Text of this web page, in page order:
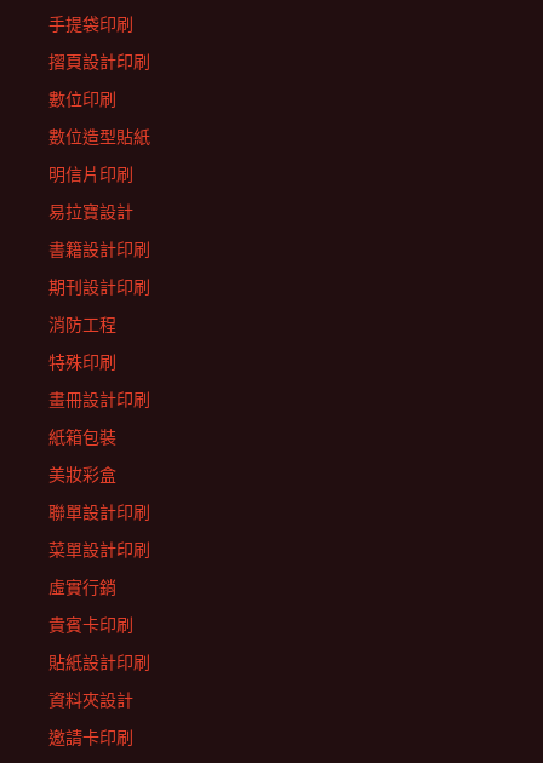
手提袋印刷
摺頁設計印刷
數位印刷
數位造型貼紙
明信片印刷
易拉寶設計
書籍設計印刷
期刊設計印刷
消防工程
特殊印刷
畫冊設計印刷
紙箱包裝
美妝彩盒
聯單設計印刷
菜單設計印刷
虛實行銷
貴賓卡印刷
貼紙設計印刷
資料夾設計
邀請卡印刷